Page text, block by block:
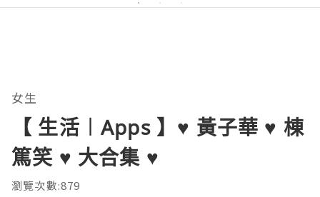
女生
【 生活︱Apps 】♥ 黃子華 ♥ 棟
篤笑 ♥ 大合集 ♥
瀏覽次數:879